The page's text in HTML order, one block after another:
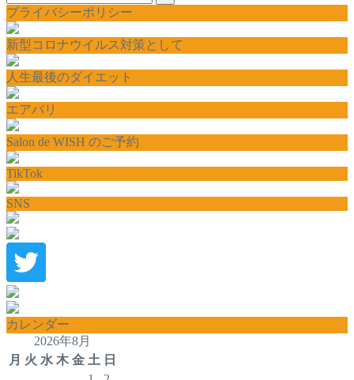
プライバシーポリシー
新型コロナウイルス対策として
人生最後のダイエット
エアバリ
Salon de WISH のご予約
TikTok
SNS
カレンダー
2026年8月
月 火 水 木 金 土 日